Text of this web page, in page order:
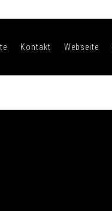
Kontakt Webseite